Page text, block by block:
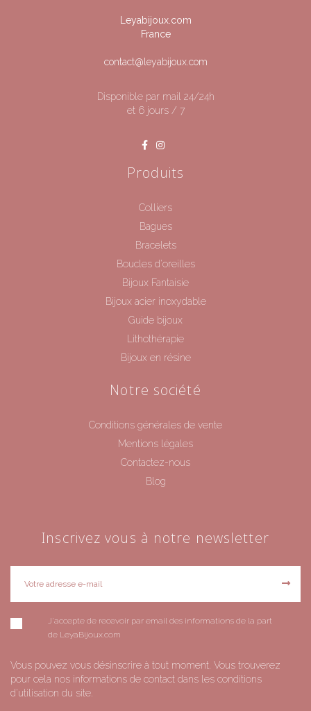
Leyabijoux.com
France
contact@leyabijoux.com
Disponible par mail 24/24h
et 6 jours / 7
Produits
Colliers
Bagues
Bracelets
Boucles d'oreilles
Bijoux Fantaisie
Bijoux acier inoxydable
Guide bijoux
Lithothérapie
Bijoux en résine
Notre société
Conditions générales de vente
Mentions légales
Contactez-nous
Blog
Inscrivez vous à notre newsletter
J'accepte de recevoir par email des informations de la part
de LeyaBijoux.com
Vous pouvez vous désinscrire à tout moment. Vous trouverez
pour cela nos informations de contact dans les conditions
d'utilisation du site.